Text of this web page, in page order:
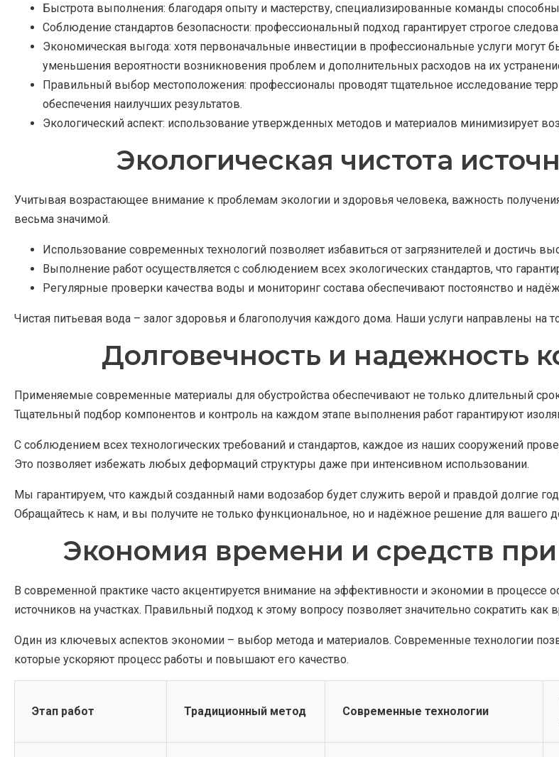
Быстрота выполнения: благодаря опыту и мастерству, специализированные команды
Соблюдение стандартов безопасности: профессиональный подход гарантирует строгое
Экономическая выгода: хотя первоначальные инвестиции в профессиональные услуги могут
уменьшения вероятности возникновения проблем и дополнительных расходов на их
Правильный выбор местоположения: профессионалы проводят тщательное исследование
обеспечения наилучших результатов.
Экологический аспект: использование утвержденных методов и материалов минимизирует
Экологическая чистота
Учитывая возрастающее внимание к проблемам экологии и здоровья человека, важность
весьма значимой.
Использование современных технологий позволяет избавиться от загрязнителей и достичь
Выполнение работ осуществляется с соблюдением всех экологических стандартов, что
Регулярные проверки качества воды и мониторинг состава обеспечивают постоянство и
Чистая питьевая вода – залог здоровья и благополучия каждого дома. Наши услуги направлены на
Долговечность и надежность
Применяемые современные материалы для обустройства обеспечивают не только длительный
Тщательный подбор компонентов и контроль на каждом этапе выполнения работ гарантируют
С соблюдением всех технологических требований и стандартов, каждое из наших сооружений
Это позволяет избежать любых деформаций структуры даже при интенсивном использовании.
Мы гарантируем, что каждый созданный нами водозабор будет служить верой и правдой долгие
Обращайтесь к нам, и вы получите не только функциональное, но и надёжное решение для вашего
Экономия времени и средств
В современной практике часто акцентируется внимание на эффективности и экономии в процессе
источников на участках. Правильный подход к этому вопросу позволяет значительно сократить
Один из ключевых аспектов экономии – выбор метода и материалов. Современные технологии
которые ускоряют процесс работы и повышают его качество.
Этап работ Традиционный метод Современные технологии